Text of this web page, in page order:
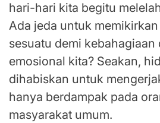
hari-hari kita begitu
Ada jeda untuk
sesuatu demi kebahagiaan
emosional kita? Seakan,
dihabiskan untuk
hanya berdampak pada
masyarakat umum.